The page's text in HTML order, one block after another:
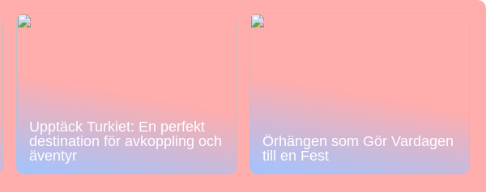
Upptäck Turkiet: En perfekt
destination för avkoppling och
äventyr
Örhängen som Gör Vardagen
till en Fest